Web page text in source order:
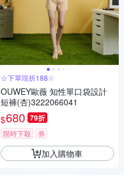
☆下單現折188☆
OUWEY歐薇 知性單口袋設計
短褲(杏)3222066041
$680 79折
限時下殺 券
加入購物車